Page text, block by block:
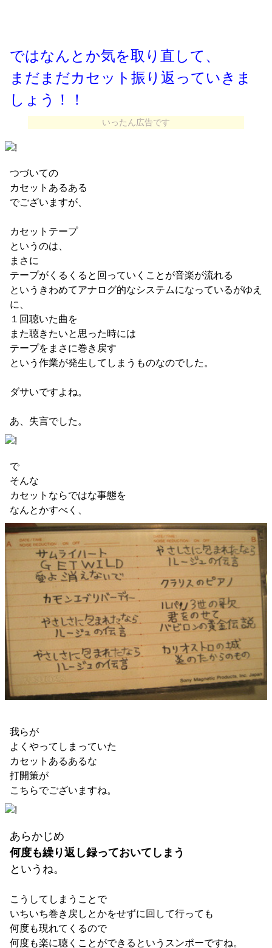
ではなんとか気を取り直して、
まだまだカセット振り返っていきま
しょう！！
いったん広告です
つづいての
カセットあるある
でございますが、
カセットテープ
というのは、
まさに
テープがくるくると回っていくことが音楽が流れる
というきわめてアナログ的なシステムになっているがゆえ
に、
１回聴いた曲を
また聴きたいと思った時には
テープをまさに巻き戻す
という作業が発生してしまうものなのでした。
ダサいですよね。
あ、失言でした。
で
そんな
カセットならではな事態を
なんとかすべく、
我らが
よくやってしまっていた
カセットあるあるな
打開策が
こちらでございますね。
あらかじめ
何度も繰り返し録っておいてしまう
というね。
こうしてしまうことで
いちいち巻き戻しとかをせずに回して行っても
何度も現れてくるので
何度も楽に聴くことができるというスンポーですね。